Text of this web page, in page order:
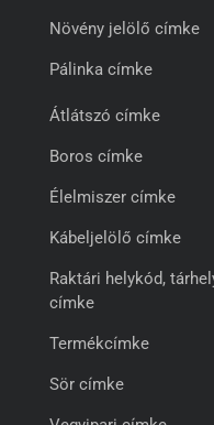
Növény jelölő címke
Pálinka címke
Átlátszó címke
Boros címke
Élelmiszer címke
Kábeljelölő címke
Raktári helykód,
címke
Termékcímke
Sör címke